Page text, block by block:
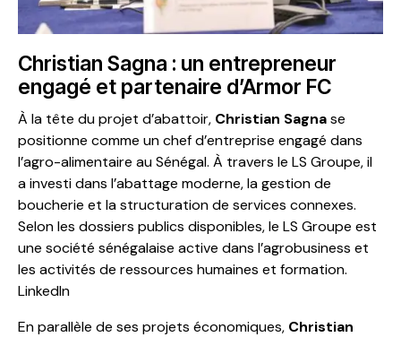
Christian Sagna : un entrepreneur
engagé et partenaire d’Armor FC
À la tête du projet d’abattoir, Christian Sagnase
positionne comme un chef d’entreprise engagé dans
l’agro-alimentaire au Sénégal. À travers le LS Groupe, il
a investi dans l’abattage moderne, la gestion de
boucherie et la structuration de services connexes.
Selon les dossiers publics disponibles, le LS Groupe est
une société sénégalaise active dans l’agrobusiness et
les activités de ressources humaines et formation.
LinkedIn
En parallèle de ses projets économiques, Christian